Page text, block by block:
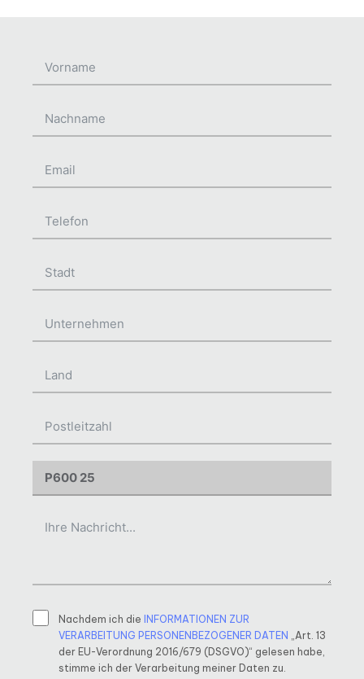
Nachdem ich die INFORMATIONEN ZUR
VERARBEITUNG PERSONENBEZOGENER DATEN
„Art. 13
der EU-Verordnung 2016/679 (DSGVO)“ gelesen habe,
stimme ich der Verarbeitung meiner Daten zu.